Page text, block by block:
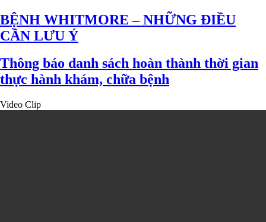
BỆNH WHITMORE – NHỮNG ĐIỀU
CẦN LƯU Ý
Thông báo danh sách hoàn thành thời gian
thực hành khám, chữa bệnh
Video Clip